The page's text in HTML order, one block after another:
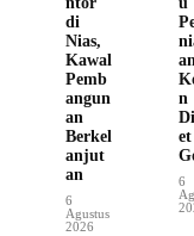
di
Nias,
Kawal
Pemb
angun
an
Berkel
anjut
an
6
Agustus
2026
n
et
6